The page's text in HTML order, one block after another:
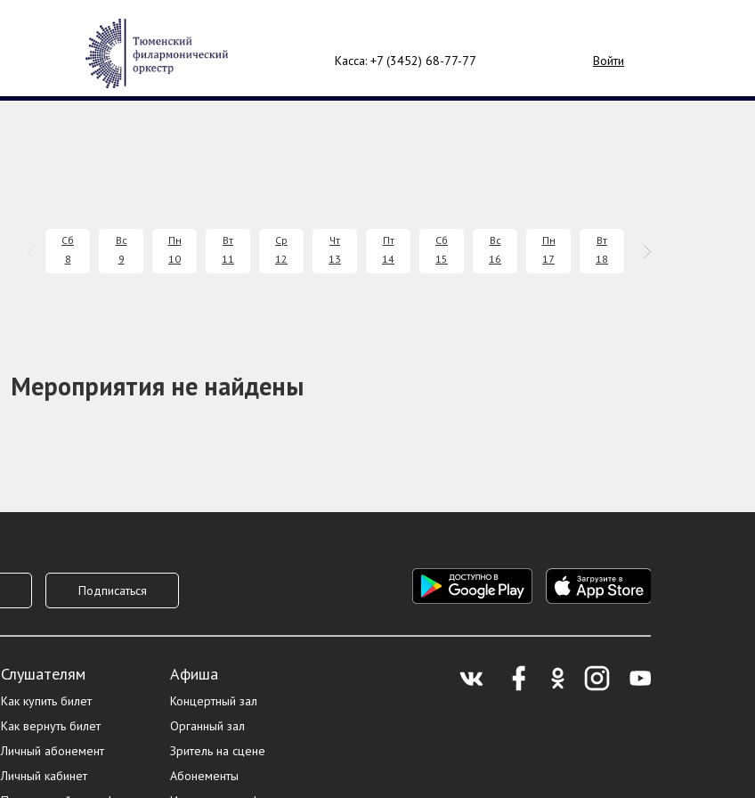
Касса: +7 (3452) 68-77-77 Войти
Сб
8
Вс
9
Пн
10
Вт
11
Ср
12
Чт
13
Пт
14
Сб
15
Вс
16
Пн
17
Вт
18
Мероприятия не найдены
Слушателям
Как купить билет
Как вернуть билет
Личный абонемент
Личный кабинет
Афиша
Концертный зал
Органный зал
Зритель на сцене
Абонементы